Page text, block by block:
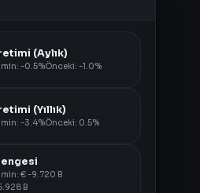
(Aylık)
-0.5%Önceki: -1.0%
(Yıllık)
-3.4%Önceki: 0.5%
€ -9.720 B
B